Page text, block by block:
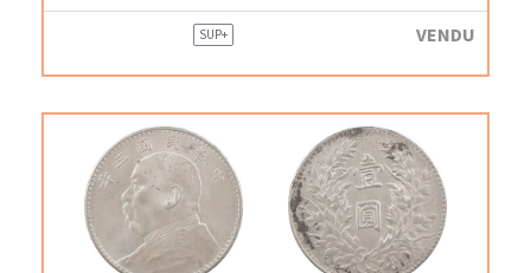
SUP+ VENDU